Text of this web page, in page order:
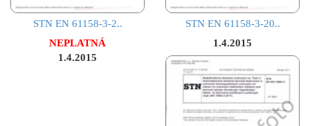
STN EN 61158-3-2..
NEPLATNÁ
1.4.2015
STN EN 61158-3-20..
1.4.2015